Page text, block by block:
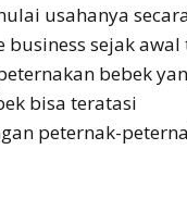
usahanya
business sejak awal
bebek
bisa teratasi
peternak-